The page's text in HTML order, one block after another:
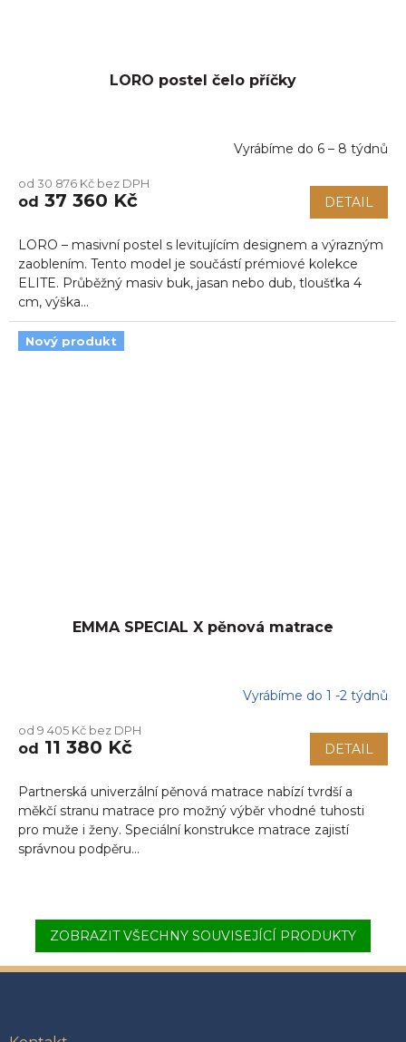
LORO postel čelo příčky
Vyrábíme do 6 – 8 týdnů
od 30 876 Kč bez DPH
od 37 360 Kč DETAIL
LORO – masivní postel s levitujícím designem a výrazným
zaoblením. Tento model je součástí prémiové kolekce
ELITE. Průběžný masiv buk, jasan nebo dub, tloušťka 4
cm, výška...
Nový produkt
EMMA SPECIAL X pěnová matrace
produktu
je
z
5
hvězdiček.
Vyrábíme do 1 -2 týdnů
od 9 405 Kč bez DPH
od 11 380 Kč DETAIL
Partnerská univerzální pěnová matrace nabízí tvrdší a
měkčí stranu matrace pro možný výběr vhodné tuhosti
pro muže i ženy. Speciální konstrukce matrace zajistí
správnou podpěru...
ZOBRAZIT VŠECHNY SOUVISEJÍCÍ PRODUKTY